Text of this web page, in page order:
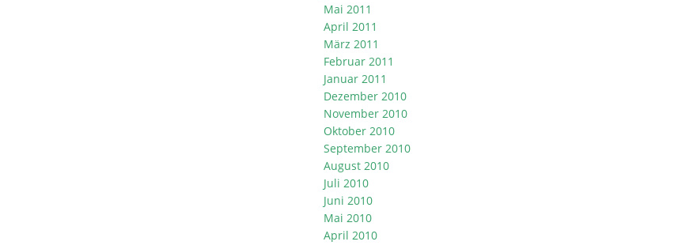
Mai 2011
April 2011
März 2011
Februar 2011
Januar 2011
Dezember 2010
November 2010
Oktober 2010
September 2010
August 2010
Juli 2010
Juni 2010
Mai 2010
April 2010